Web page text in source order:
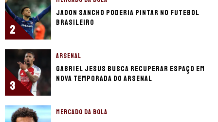
2
Jadon Sancho poderia pintar no futebol
brasileiro
3
ARSENAL
Gabriel Jesus busca recuperar espaço em
nova temporada do Arsenal
MERCADO DA BOLA